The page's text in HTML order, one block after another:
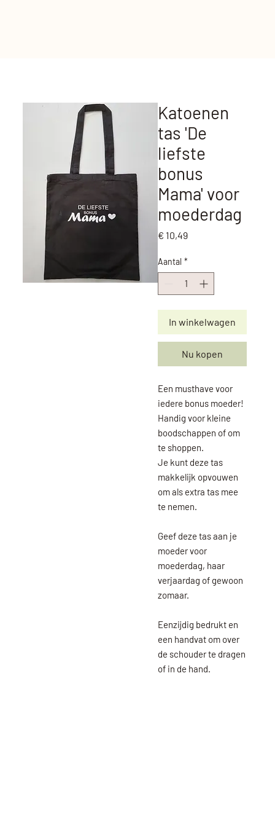
Katoenen
tas 'De
liefste
bonus
Mama' voor
moederdag
€ 10,49Prijs
Aantal *
In winkelwagen
Nu kopen
Een musthave voor
iedere bonus moeder!
Handig voor kleine
boodschappen of om
te shoppen.
Je kunt deze tas
makkelijk opvouwen
om als extra tas mee
te nemen.
Geef deze tas aan je
moeder voor
moederdag, haar
verjaardag of gewoon
zomaar.
Eenzijdig bedrukt en
een handvat om over
de schouder te dragen
of in de hand.